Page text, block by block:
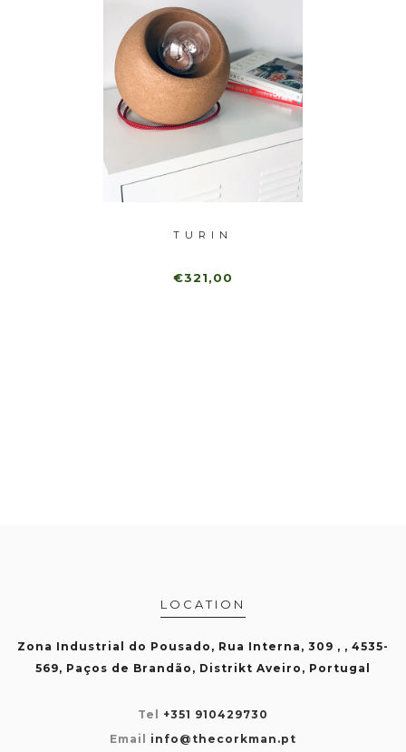
TURIN
€321,00
LOCATION
Zona Industrial do Pousado, Rua Interna, 309 , , 4535-
569, Paços de Brandão, Distrikt Aveiro, Portugal
Tel +351 910429730
Email info@thecorkman.pt